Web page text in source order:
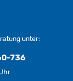
unter:
736